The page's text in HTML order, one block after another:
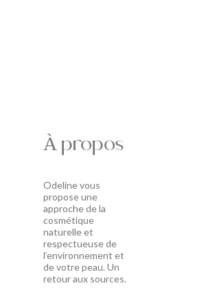
À propos
Odeline vous
propose une
approche de la
cosmétique
naturelle et
respectueuse de
l’environnement et
de votre peau. Un
retour aux sources.